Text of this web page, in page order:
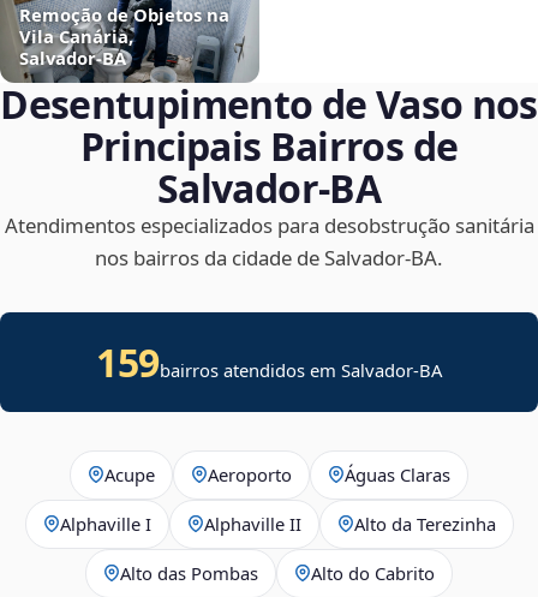
Remoção de Objetos na
Vila Canária,
Salvador‑BA
Desentupimento de Vaso nos
Principais Bairros de
Salvador‑BA
Atendimentos especializados para desobstrução sanitária
nos bairros da cidade de Salvador‑BA.
159bairros atendidos em Salvador-BA
Acupe Aeroporto Águas Claras
Alphaville I Alphaville II Alto da Terezinha
Alto das Pombas Alto do Cabrito